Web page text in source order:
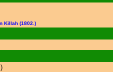
Killah (1802.)